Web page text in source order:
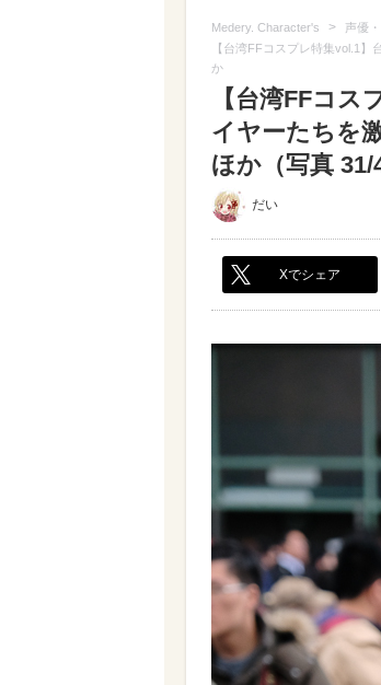
Medery. Character's > 声優
【台湾FFコスプレ特集vol.1
か
【台湾FFコ
イヤーたちを
ほか（写真 31/
だい
Xでシェア